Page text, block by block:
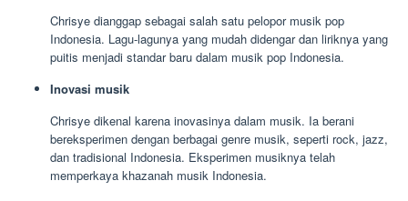
Chrisye dianggap sebagai salah satu pelopor musik pop
Indonesia. Lagu-lagunya yang mudah didengar dan liriknya yang
puitis menjadi standar baru dalam musik pop Indonesia.
Inovasi musik
Chrisye dikenal karena inovasinya dalam musik. Ia berani
bereksperimen dengan berbagai genre musik, seperti rock, jazz,
dan tradisional Indonesia. Eksperimen musiknya telah
memperkaya khazanah musik Indonesia.